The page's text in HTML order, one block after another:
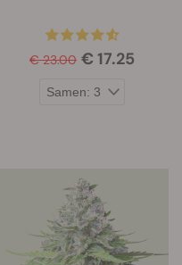
€ 23.00 € 17.25